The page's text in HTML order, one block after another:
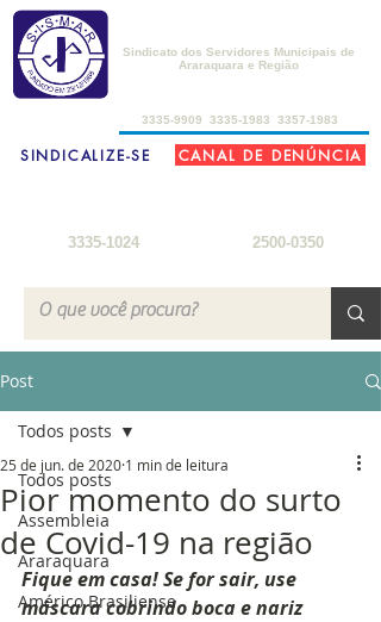
3335-9909
3335-1983 3357-1983
3335-1024
Sindicato dos Servidores Municipais de
Araraquara e Região
SINDICALIZE-SE
2500-0350
CANAL DE DENÚNCIA
Post
Todos posts
Assembleia
Araraquara
Américo Brasiliense
Todos posts
Pior momento do surto
de Covid-19 na região
25 de jun. de 2020 1 min de leitura
Fique em casa! Se for sair, use
máscara cobrindo boca e nariz